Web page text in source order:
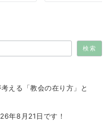
検索
考える「教会の在り方」と
年8月21日です！